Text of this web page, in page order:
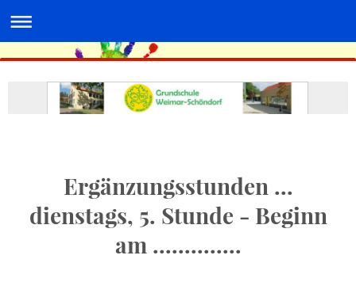
Ergänzungsstunden ...
dienstags, 5. Stunde - Beginn
am ..............